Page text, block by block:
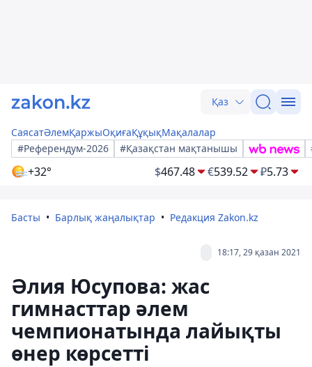
Қаз
СаясатӘлемҚаржыОқиғаҚұқықМақалалар
#Референдум-2026
#Қазақстан мақтанышы
+32° $467.48 €539.52 ₽5.73
Басты Барлық жаңалықтар Редакция Zakon.kz
18:17, 29 қазан 2021
Әлия Юсупова: жас
гимнасттар әлем
чемпионатында лайықты
өнер көрсетті